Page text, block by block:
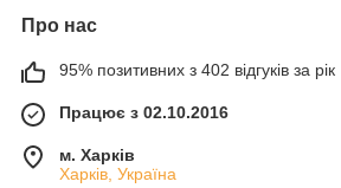
Про нас
95% позитивних з 402 відгуків за рік
Працює з 02.10.2016
м. Харків
Харків, Україна